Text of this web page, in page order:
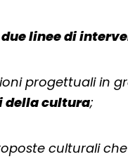
due linee di
progettuali in
della cultura;
culturali